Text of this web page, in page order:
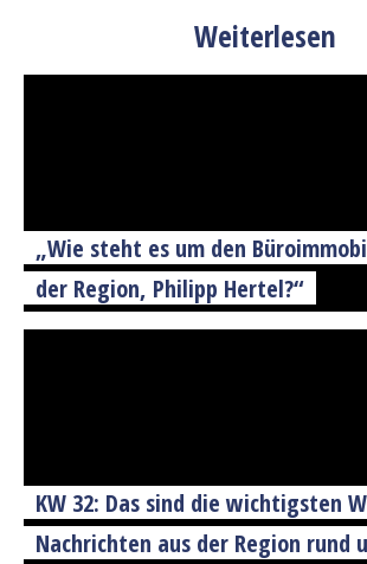
Weiterlesen
„Wie steht es um den
der Region, Philipp Hertel?“
KW 32: Das sind die wichtigsten
Nachrichten aus der Region rund